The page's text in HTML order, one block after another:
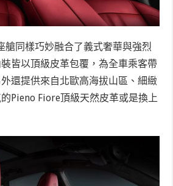
艙同樣巧妙融合了義式奢華與強烈
皆以頂級皮革包覆，為全車乘客帶
還提供來自北歐高海拔山區、細緻
Pieno Fiore頂級天然皮革或是換上